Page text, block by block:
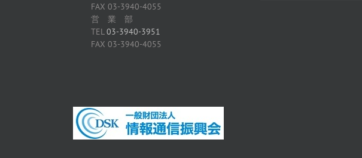
FAX 03-3940-4055
営 業 部
TEL03-3940-3951
FAX 03-3940-4055